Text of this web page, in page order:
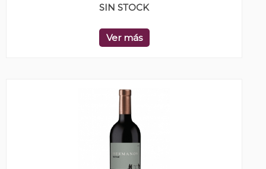
SIN STOCK
Ver más